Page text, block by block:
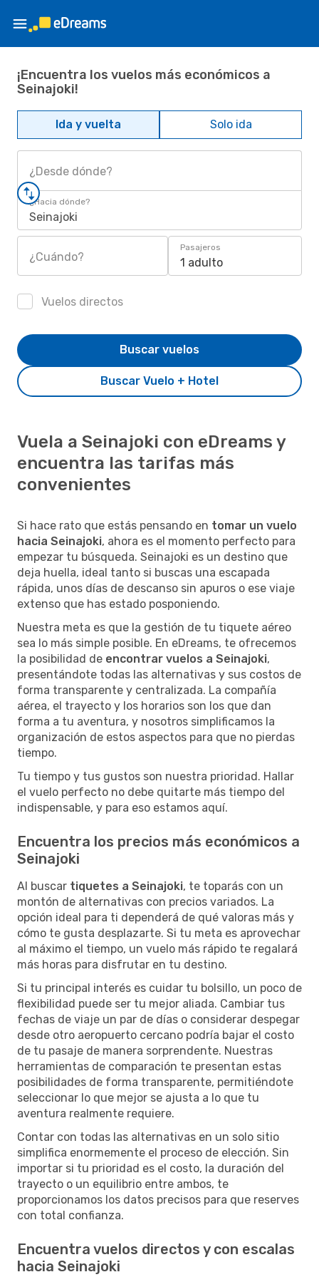
¡Encuentra los vuelos más económicos a
Seinajoki!
Ida y vuelta Solo ida
¿Desde dónde?
¿Hacia dónde?
Seinajoki
¿Cuándo?
Pasajeros
1 adulto
Vuelos directos
Buscar Vuelo + Hotel
Buscar vuelos
Vuela a Seinajoki con eDreams y
encuentra las tarifas más
convenientes
Si hace rato que estás pensando en tomar un vuelo
hacia Seinajoki, ahora es el momento perfecto para
empezar tu búsqueda. Seinajoki es un destino que
deja huella, ideal tanto si buscas una escapada
rápida, unos días de descanso sin apuros o ese viaje
extenso que has estado posponiendo.
Nuestra meta es que la gestión de tu tiquete aéreo
sea lo más simple posible. En eDreams, te ofrecemos
la posibilidad de encontrar vuelos a Seinajoki,
presentándote todas las alternativas y sus costos de
forma transparente y centralizada. La compañía
aérea, el trayecto y los horarios son los que dan
forma a tu aventura, y nosotros simplificamos la
organización de estos aspectos para que no pierdas
tiempo.
Tu tiempo y tus gustos son nuestra prioridad. Hallar
el vuelo perfecto no debe quitarte más tiempo del
indispensable, y para eso estamos aquí.
Encuentra los precios más económicos a
Seinajoki
Al buscar tiquetes a Seinajoki, te toparás con un
montón de alternativas con precios variados. La
opción ideal para ti dependerá de qué valoras más y
cómo te gusta desplazarte. Si tu meta es aprovechar
al máximo el tiempo, un vuelo más rápido te regalará
más horas para disfrutar en tu destino.
Si tu principal interés es cuidar tu bolsillo, un poco de
flexibilidad puede ser tu mejor aliada. Cambiar tus
fechas de viaje un par de días o considerar despegar
desde otro aeropuerto cercano podría bajar el costo
de tu pasaje de manera sorprendente. Nuestras
herramientas de comparación te presentan estas
posibilidades de forma transparente, permitiéndote
seleccionar lo que mejor se ajusta a lo que tu
aventura realmente requiere.
Contar con todas las alternativas en un solo sitio
simplifica enormemente el proceso de elección. Sin
importar si tu prioridad es el costo, la duración del
trayecto o un equilibrio entre ambos, te
proporcionamos los datos precisos para que reserves
con total confianza.
Encuentra vuelos directos y con escalas
hacia Seinajoki